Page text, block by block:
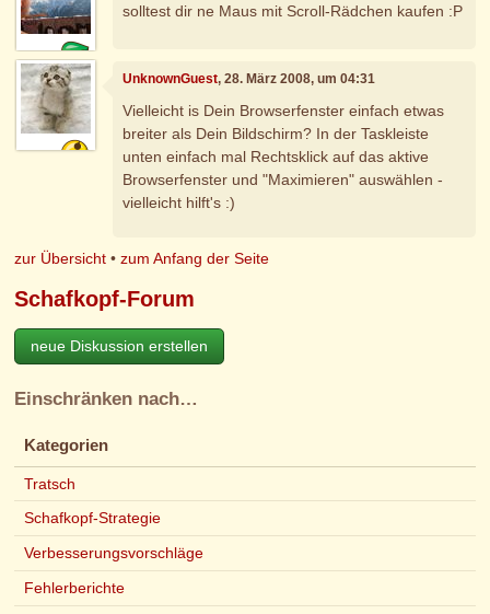
solltest dir ne Maus mit Scroll-Rädchen kaufen :P
UnknownGuest, 28. März 2008, um 04:31
Vielleicht is Dein Browserfenster einfach etwas
breiter als Dein Bildschirm? In der Taskleiste
unten einfach mal Rechtsklick auf das aktive
Browserfenster und "Maximieren" auswählen -
vielleicht hilft's :)
zur Übersicht •zum Anfang der Seite
Schafkopf-Forum
neue Diskussion erstellen
Einschränken nach…
Kategorien
Tratsch
Schafkopf-Strategie
Verbesserungsvorschläge
Fehlerberichte